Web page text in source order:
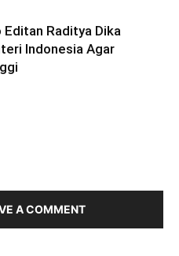
Editan Raditya Dika
Indonesia Agar
A COMMENT